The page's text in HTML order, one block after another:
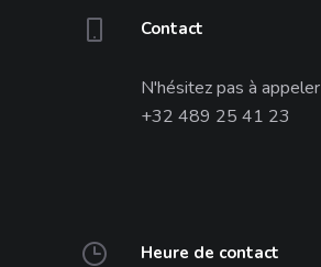
Contact
N'hésitez pas à appeler
+32 489 25 41 23
Heure de contact